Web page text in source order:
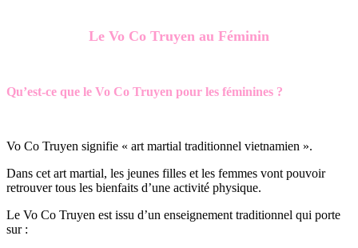
Le Vo Co Truyen au Féminin
Qu’est-ce que le Vo Co Truyen pour les féminines ?
Vo Co Truyen signifie « art martial traditionnel vietnamien ».
Dans cet art martial, les jeunes filles et les femmes vont pouvoir
retrouver tous les bienfaits d’une activité physique.
Le Vo Co Truyen est issu d’un enseignement traditionnel qui porte
sur :